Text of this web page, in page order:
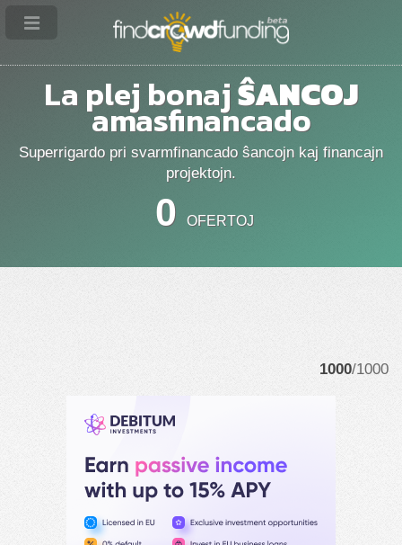
La plej bonajŜANCOJ
amasfinancado
Superrigardo pri svarmfinancado ŝancojn kaj financajn
projektojn.
0 OFERTOJ
1000/1000